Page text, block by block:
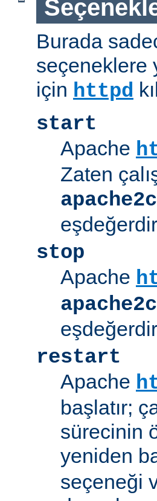
Burada
seçeneklere
için httpd
start
Apache
Zaten
stop
Apache
restart
Apache
başlatır;
sürecinin
yeniden
seçeneği